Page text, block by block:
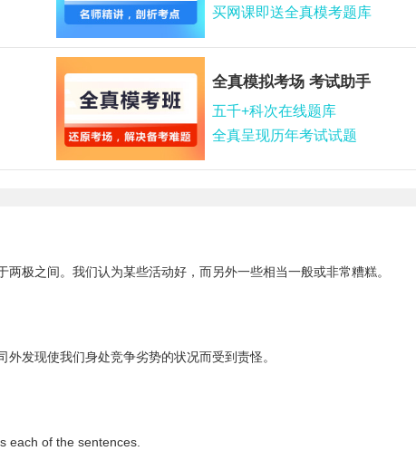
买网课即送全真模考题库
全真模拟考场 考试助手
五千+科次在线题库
全真呈现历年考试试题
两极之间。我们认为某些活动好，而另外一些相当一般或非常糟糕。
外发现使我们身处竞争劣势的状况而受到责怪。
each of the sentences.